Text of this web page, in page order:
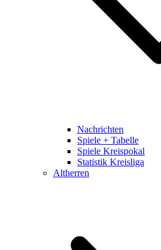
Nachrichten
Spiele + Tabelle
Spiele Kreispokal
Statistik Kreisliga
Altherren